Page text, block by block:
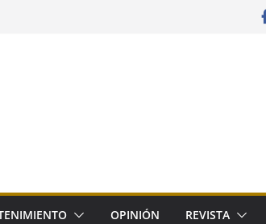
OPINIÓN REVISTA